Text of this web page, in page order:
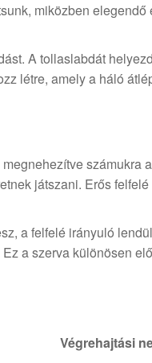
miközben elegendő
A tollaslabdát
létre, amely a háló
számukra
játszani. Erős
a felfelé irányuló
a szerva különösen
Végrehajtási